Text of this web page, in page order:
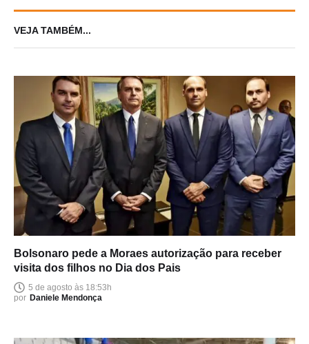
VEJA TAMBÉM...
Bolsonaro pede a Moraes autorização para receber
visita dos filhos no Dia dos Pais
5 de agosto às 18:53h
por Daniele Mendonça